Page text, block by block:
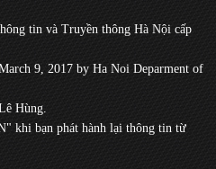
tin và Truyền thông Hà Nội cấp
9, 2017 by Ha Noi Deparment of
Hùng.
khi bạn phát hành lại thông tin từ